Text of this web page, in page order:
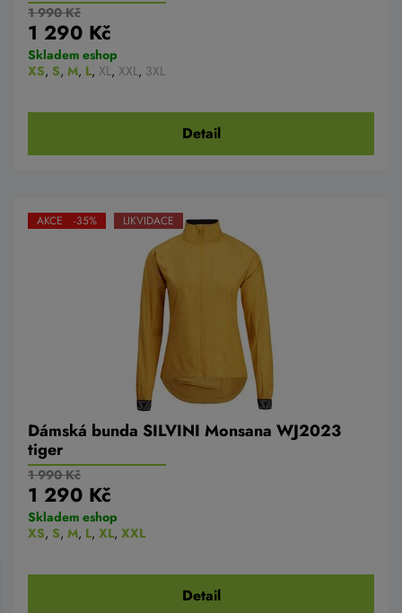
1 990 Kč
1 290 Kč
Skladem eshop
XS, S, M, L, XL, XXL, 3XL
Detail
Dámská bunda SILVINI Monsana WJ2023
tiger
AKCE -35% LIKVIDACE
1 990 Kč
1 290 Kč
Skladem eshop
XS, S, M, L, XL, XXL
Detail